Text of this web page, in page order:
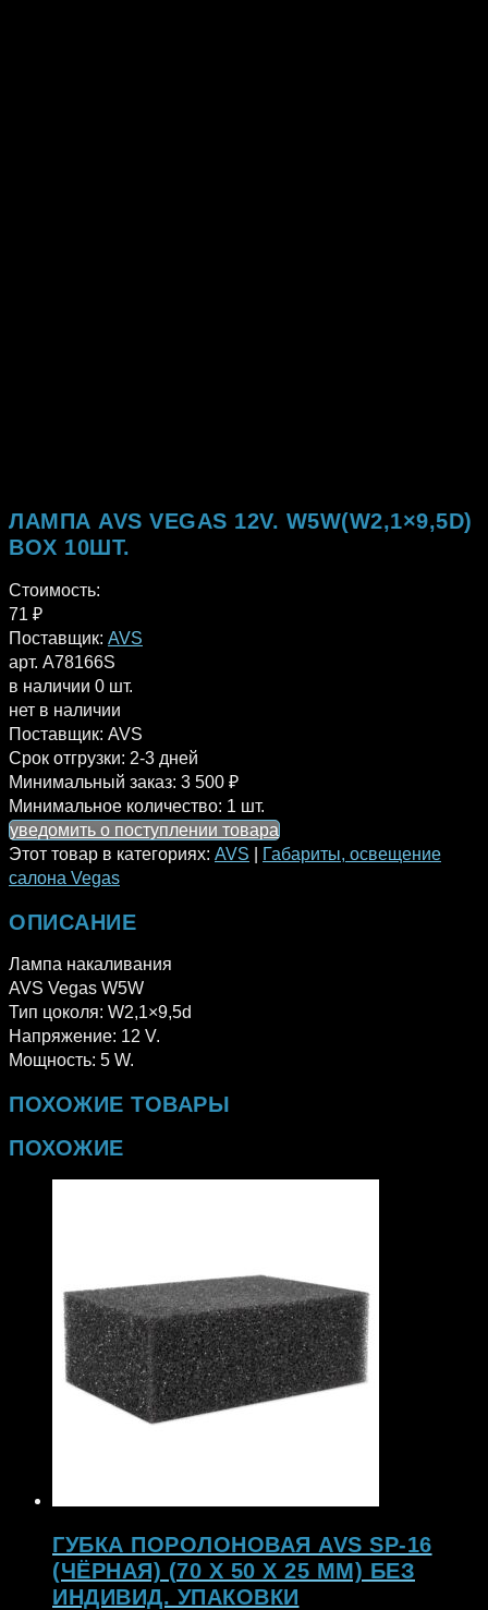
ЛАМПА AVS VEGAS 12V. W5W(W2,1×9,5D)
BOX 10ШТ.
Стоимость:
71 ₽
Поставщик: AVS
арт. A78166S
в наличии 0 шт.
нет в наличии
Поставщик: AVS
Срок отгрузки: 2-3 дней
Минимальный заказ: 3 500 ₽
Минимальное количество: 1 шт.
уведомить о поступлении товара
Этот товар в категориях: AVS
Габариты, освещение
салона Vegas
ОПИСАНИЕ
Лампа накаливания
AVS Vegas W5W
Тип цоколя: W2,1×9,5d
Напряжение: 12 V.
Мощность: 5 W.
ПОХОЖИЕ ТОВАРЫ
ПОХОЖИЕ
ГУБКА ПОРОЛОНОВАЯ AVS SP-16
(ЧЁРНАЯ) (70 X 50 X 25 ММ) БЕЗ
ИНДИВИД. УПАКОВКИ